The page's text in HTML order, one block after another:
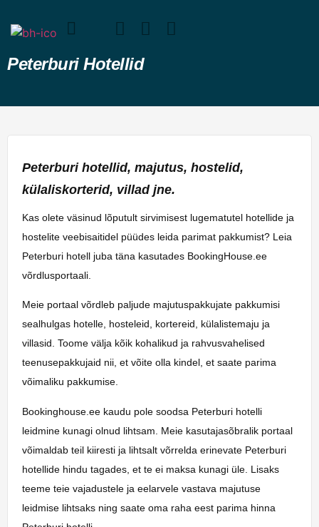
Peterburi Hotellid
Peterburi hotellid, majutus, hostelid,
külaliskorterid, villad jne.
Kas olete väsinud lõputult sirvimisest lugematutel hotellide ja
hostelite veebisaitidel püüdes leida parimat pakkumist? Leia
Peterburi hotell juba täna kasutades BookingHouse.ee
võrdlusportaali.
Meie portaal võrdleb paljude majutuspakkujate pakkumisi
sealhulgas hotelle, hosteleid, kortereid, külalistemaju ja
villasid. Toome välja kõik kohalikud ja rahvusvahelised
teenusepakkujaid nii, et võite olla kindel, et saate parima
võimaliku pakkumise.
Bookinghouse.ee kaudu pole soodsa Peterburi hotelli
leidmine kunagi olnud lihtsam. Meie kasutajasõbralik portaal
võimaldab teil kiiresti ja lihtsalt võrrelda erinevate Peterburi
hotellide hindu tagades, et te ei maksa kunagi üle. Lisaks
teeme teie vajadustele ja eelarvele vastava majutuse
leidmise lihtsaks ning saate oma raha eest parima hinna